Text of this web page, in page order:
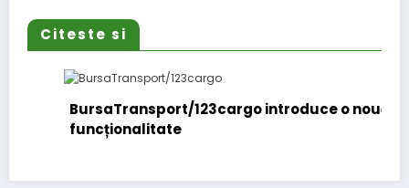
Citeste si
123cargo introduce o nouă